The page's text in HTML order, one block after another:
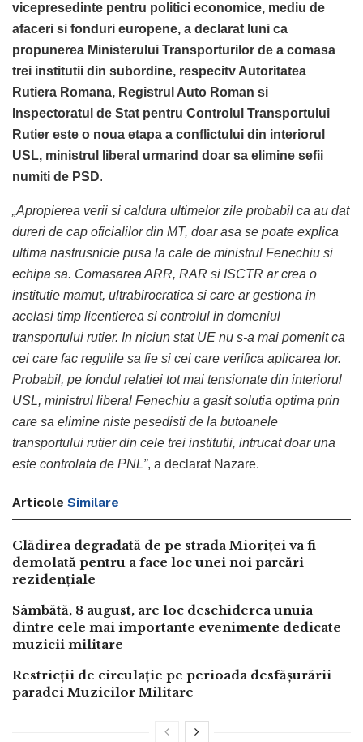
vicepresedinte pentru politici economice, mediu de
afaceri si fonduri europene, a declarat luni ca
propunerea Ministerului Transporturilor de a comasa
trei institutii din subordine, respecitv Autoritatea
Rutiera Romana, Registrul Auto Roman si
Inspectoratul de Stat pentru Controlul Transportului
Rutier este o noua etapa a conflictului din interiorul
USL, ministrul liberal urmarind doar sa elimine sefii
numiti de PSD.
„Apropierea verii si caldura ultimelor zile probabil ca au dat
dureri de cap oficialilor din MT, doar asa se poate explica
ultima nastrusnicie pusa la cale de ministrul Fenechiu si
echipa sa. Comasarea ARR, RAR si ISCTR ar crea o
institutie mamut, ultrabirocratica si care ar gestiona in
acelasi timp licentierea si controlul in domeniul
transportului rutier. In niciun stat UE nu s-a mai pomenit ca
cei care fac regulile sa fie si cei care verifica aplicarea lor.
Probabil, pe fondul relatiei tot mai tensionate din interiorul
USL, ministrul liberal Fenechiu a gasit solutia optima prin
care sa elimine niste pesedisti de la butoanele
transportului rutier din cele trei institutii, intrucat doar una
este controlata de PNL”, a declarat Nazare.
Articole Similare
Clădirea degradată de pe strada Mioriței va fi
demolată pentru a face loc unei noi parcări
rezidențiale
Sâmbătă, 8 august, are loc deschiderea unuia
dintre cele mai importante evenimente dedicate
muzicii militare
Restricții de circulație pe perioada desfășurării
paradei Muzicilor Militare